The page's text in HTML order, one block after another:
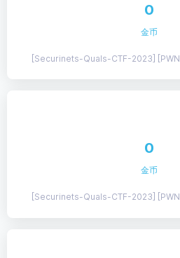
0
金币
[Securinets-Quals-CTF-2023] [PWN]
0
金币
[Securinets-Quals-CTF-2023] [PWN]